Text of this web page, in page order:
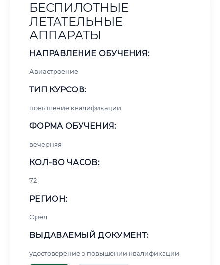
БЕСПИЛОТНЫЕ
ЛЕТАТЕЛЬНЫЕ
АППАРАТЫ
НАПРАВЛЕНИЕ ОБУЧЕНИЯ:
Авиастроение
ТИП КУРСОВ:
повышение квалификации
ФОРМА ОБУЧЕНИЯ:
вечерняя
КОЛ-ВО ЧАСОВ:
72
РЕГИОН:
Орёл
ВЫДАВАЕМЫЙ ДОКУМЕНТ:
удостоверение о повышении квалификации